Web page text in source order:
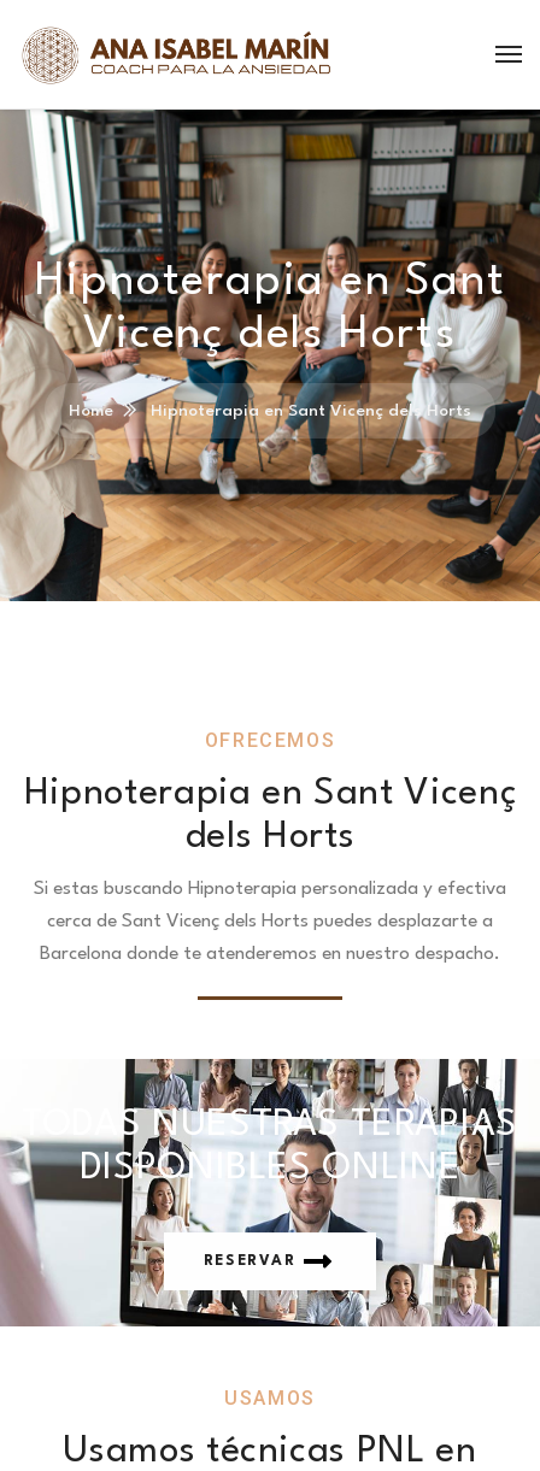
Hipnoterapia en Sant
Vicenç dels Horts
Home Hipnoterapia en Sant Vicenç dels Horts
OFRECEMOS
Hipnoterapia en Sant Vicenç
dels Horts
Si estas buscando Hipnoterapia personalizada y efectiva
cerca de Sant Vicenç dels Horts puedes desplazarte a
Barcelona donde te atenderemos en nuestro despacho.
TODAS NUESTRAS TERAPIAS
DISPONIBLES ONLINE
RESERVAR
USAMOS
Usamos técnicas PNL en